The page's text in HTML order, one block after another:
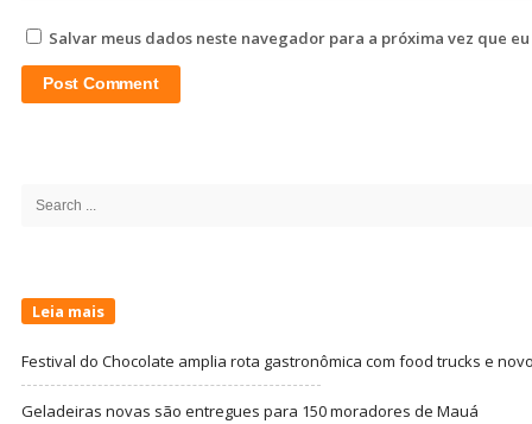
Salvar meus dados neste navegador para a próxima vez que
Search
Leia mais
Festival do Chocolate amplia rota gastronômica com food trucks e
Geladeiras novas são entregues para 150 moradores de Mauá